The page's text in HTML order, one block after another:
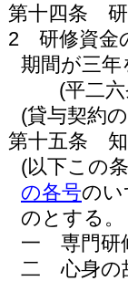
第十四条
2
研修資金
期間が三
(平二
(貸与契約
第十五条
(以下この
の各号のい
のとする。
一
専門研
二
心身の